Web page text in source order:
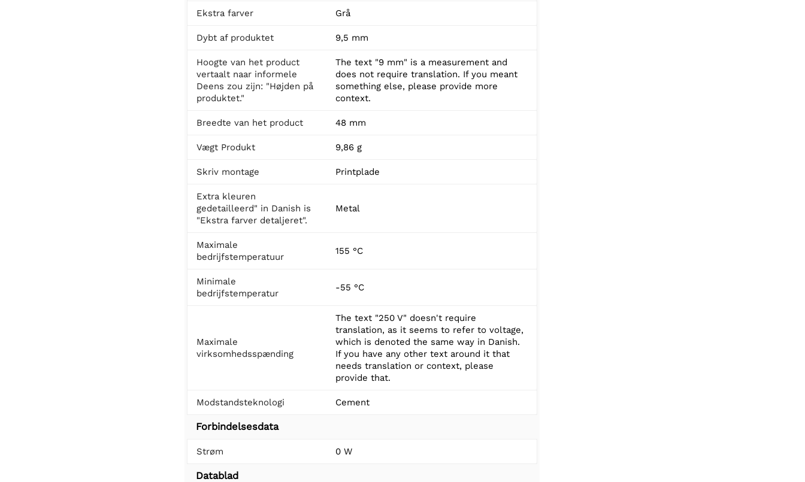
Ekstra farver Grå
Dybt af produktet 9,5 mm
Hoogte van het product
vertaalt naar informele
Deens zou zijn: "Højden på
produktet."
The text "9 mm" is a measurement and
does not require translation. If you meant
something else, please provide more
context.
Breedte van het product 48 mm
Vægt Produkt 9,86 g
Skriv montage Printplade
Extra kleuren
gedetailleerd" in Danish is
"Ekstra farver detaljeret".
Metal
Maximale
bedrijfstemperatuur
155 °C
Minimale
bedrijfstemperatur
-55 °C
Maximale
virksomhedsspænding
The text "250 V" doesn't require
translation, as it seems to refer to voltage,
which is denoted the same way in Danish.
If you have any other text around it that
needs translation or context, please
provide that.
Modstandsteknologi Cement
Forbindelsesdata
Strøm 0 W
Datablad